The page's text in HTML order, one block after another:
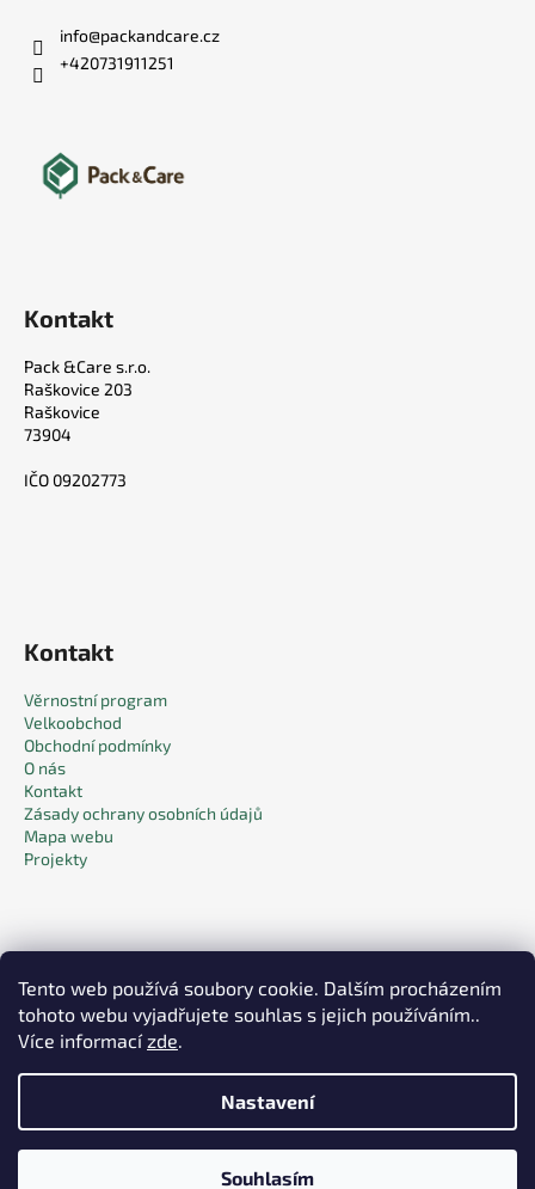
Tento web používá soubory cookie. Dalším procházením
tohoto webu vyjadřujete souhlas s jejich používáním..
Více informacízde.
Nastavení
Souhlasím
info@packandcare.cz
+420731911251
Kontakt
Pack &Care s.r.o.
Raškovice 203
Raškovice
73904
IČO 09202773
Kontakt
Věrnostní program
Velkoobchod
Obchodní podmínky
O nás
Kontakt
Zásady ochrany osobních údajů
Mapa webu
Projekty
Facebook
Pack & Care. Všechna práva vyhrazena.